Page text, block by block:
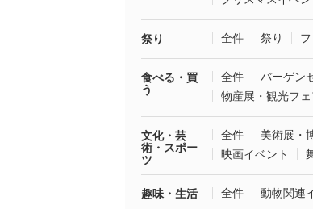
祭り 全件 祭り
食べる・買
う
全件 バーゲン
物産展・観光フェ
文化・芸
術・スポー
ツ
全件 美術展・
映画イベント
趣味・生活 全件 動物関連